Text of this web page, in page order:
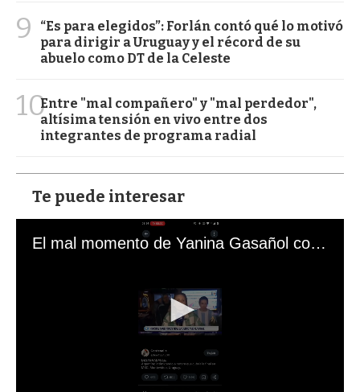
9
“Es para elegidos”: Forlán contó qué lo motivó
para dirigir a Uruguay y el récord de su
abuelo como DT de la Celeste
10Entre "mal compañero" y "mal perdedor",
altísima tensión en vivo entre dos
integrantes de programa radial
Te puede interesar
El mal momento de Yanina Gasañol con un hincha argentino en "Subrayado"